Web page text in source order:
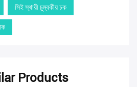
সিই স্থায়ী চুম্বকীয় চক
Products